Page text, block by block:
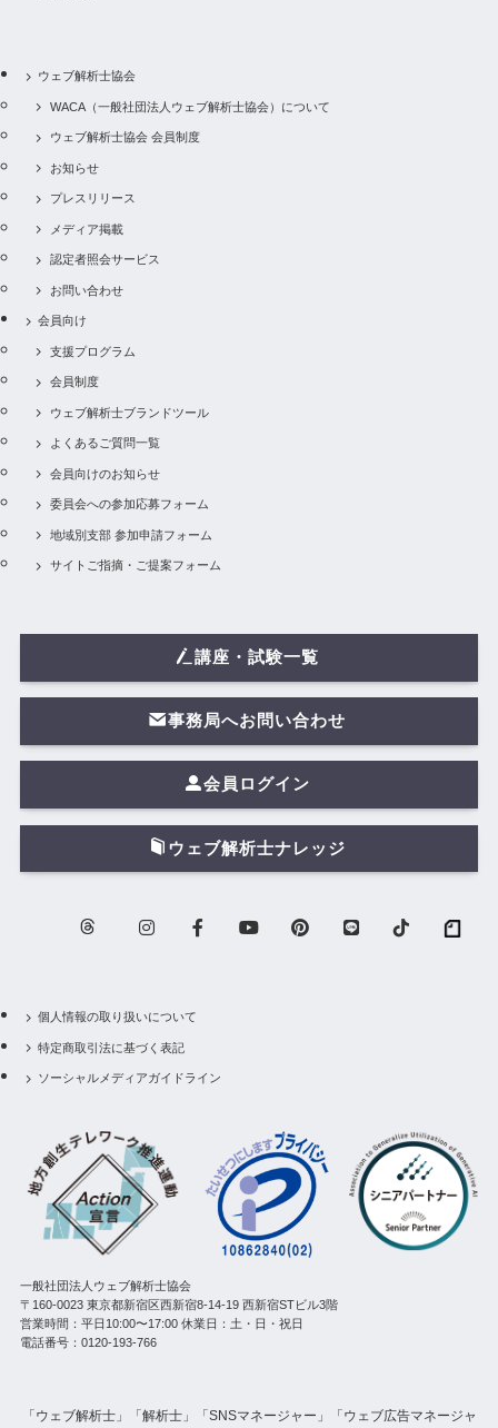
ウェブ解析士協会
WACA（一般社団法人ウェブ解析士協会）について
ウェブ解析士協会 会員制度
お知らせ
プレスリリース
メディア掲載
認定者照会サービス
お問い合わせ
会員向け
支援プログラム
会員制度
ウェブ解析士ブランドツール
よくあるご質問一覧
会員向けのお知らせ
委員会への参加応募フォーム
地域別支部 参加申請フォーム
サイトご指摘・ご提案フォーム
講座・試験一覧
事務局へお問い合わせ
会員ログイン
ウェブ解析士ナレッジ
個人情報の取り扱いについて
特定商取引法に基づく表記
ソーシャルメディアガイドライン
一般社団法人ウェブ解析士協会
〒160-0023 東京都新宿区西新宿8-14-19 西新宿STビル3階
営業時間：平日10:00〜17:00 休業日：土・日・祝日
電話番号：0120-193-766
「ウェブ解析士」「解析士」「SNSマネージャー」「ウェブ広告マネージャ